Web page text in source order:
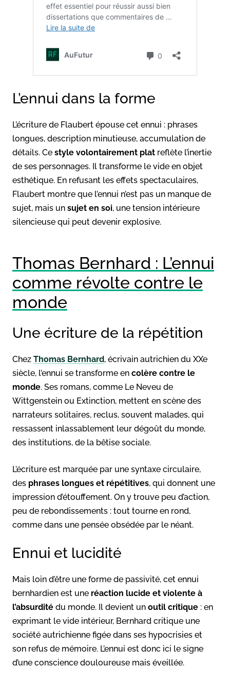
L’ennui dans la forme
L’écriture de Flaubert épouse cet ennui : phrases
longues, description minutieuse, accumulation de
détails. Ce style volontairement plat reflète l’inertie
de ses personnages. Il transforme le vide en objet
esthétique. En refusant les effets spectaculaires,
Flaubert montre que l’ennui n’est pas un manque de
sujet, mais un sujet en soi, une tension intérieure
silencieuse qui peut devenir explosive.
Thomas Bernhard : L’ennui
comme révolte contre le
monde
Une écriture de la répétition
Chez Thomas Bernhard, écrivain autrichien du XXe
siècle, l’ennui se transforme en colère contre le
monde. Ses romans, comme Le Neveu de
Wittgenstein ou Extinction, mettent en scène des
narrateurs solitaires, reclus, souvent malades, qui
ressassent inlassablement leur dégoût du monde,
des institutions, de la bêtise sociale.
L’écriture est marquée par une syntaxe circulaire,
des phrases longues et répétitives, qui donnent une
impression d’étouffement. On y trouve peu d’action,
peu de rebondissements : tout tourne en rond,
comme dans une pensée obsédée par le néant.
Ennui et lucidité
Mais loin d’être une forme de passivité, cet ennui
bernhardien est une réaction lucide et violente à
l’absurdité du monde. Il devient un outil critique : en
exprimant le vide intérieur, Bernhard critique une
société autrichienne figée dans ses hypocrisies et
son refus de mémoire. L’ennui est donc ici le signe
d’une conscience douloureuse mais éveillée.